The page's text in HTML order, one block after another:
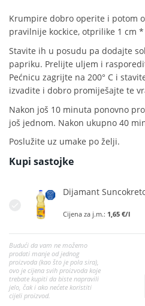
Krumpire dobro operite i potom
pravilnije kockice, otprilike 1 cm *
Stavite ih u posudu pa dodajte
papriku. Prelijte uljem i
Pećnicu zagrijte na 200° C i
izvadite i dobro promiješajte te
Nakon još 10 minuta ponovno
još jednom. Nakon ukupno 40
Poslužite uz umake po želji.
Kupi sastojke
Dijamant
Cijena za j.m.: 1,65 €/l
Budući da vam ne možemo
prodati manje od jednog
proizvoda (kao što je pola sira),
ovo je cijena svih proizvoda koje
trebate kupiti da biste napravili
jelo, čak i ako nećete koristiti
cijeli proizvod.